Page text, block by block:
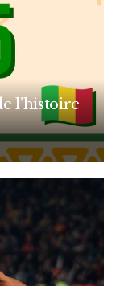
l’histoire